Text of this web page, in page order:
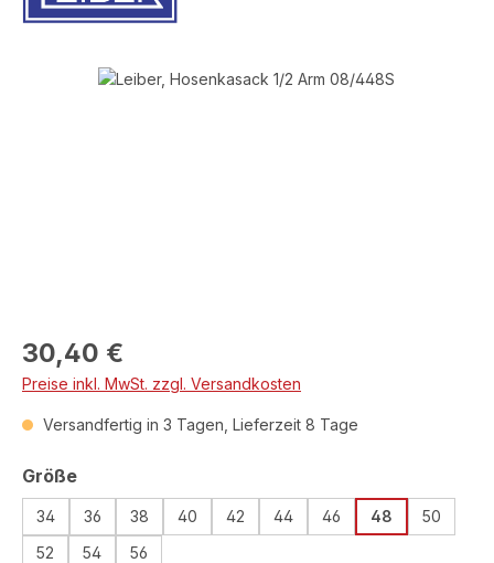
Bildergalerie überspringen
Regulärer Preis:
30,40 €
Preise inkl. MwSt. zzgl. Versandkosten
Versandfertig in 3 Tagen, Lieferzeit 8 Tage
Größeauswählen
34 36 38 40 42 44 46 48
50
52
54 56